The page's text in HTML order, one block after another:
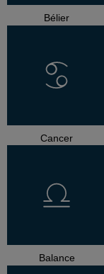
Bélier
Cancer
Balance